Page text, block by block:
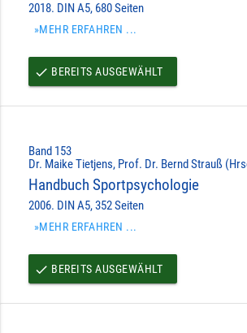
2018. DIN A5, 680 Seiten
»MEHR ERFAHREN ...
done BEREITS AUSGEWÄHLT
Band 153
Dr. Maike Tietjens, Prof. Dr. Bernd Strauß
Handbuch Sportpsychologie
2006. DIN A5, 352 Seiten
»MEHR ERFAHREN ...
done BEREITS AUSGEWÄHLT